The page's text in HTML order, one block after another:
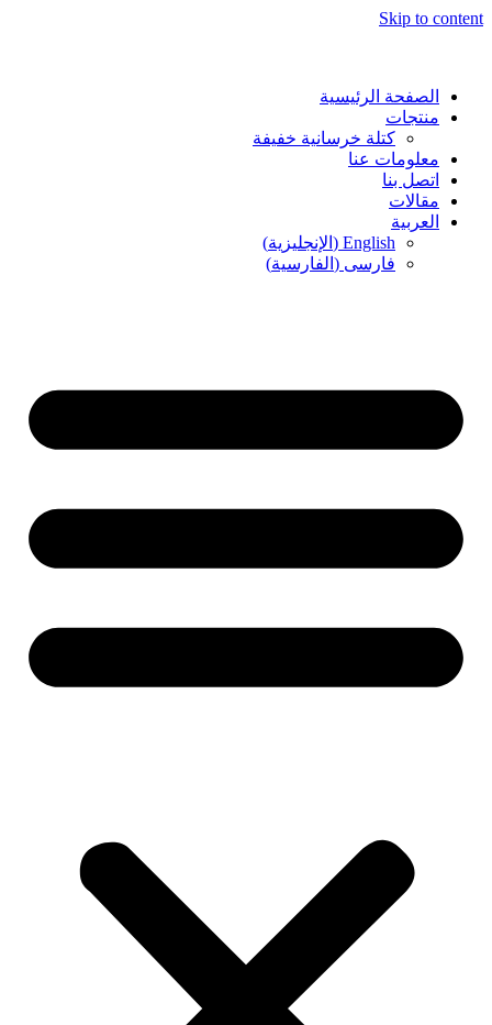
Skip to content
الصفحة الرئيسية
منتجات
كتلة خرسانية خفيفة
معلومات عنا
اتصل بنا
مقالات
العربية
English
( الإنجليزية)
فارسی ( الفارسية)